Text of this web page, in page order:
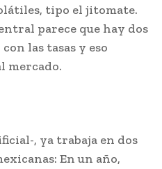
tipo el jitomate.
parece que hay dos
las tasas y eso
mercado.
, ya trabaja en dos
En un año,